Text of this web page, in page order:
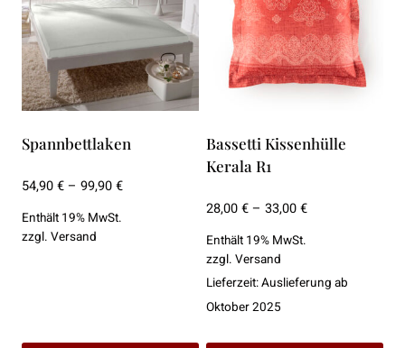
Spannbettlaken
54,90€– 99,90€Preisspanne:
Enthält 19% MwSt.
zzgl. Versand
Bassetti Kissenhülle
Kerala R1
28,00€– 33,00€Preisspanne:
Enthält 19% MwSt.
zzgl. Versand
Lieferzeit: Auslieferung ab
Oktober 2025